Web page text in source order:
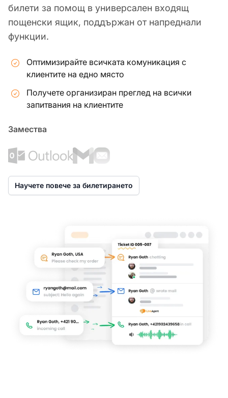
билети за помощ в универсален входящ
пощенски ящик, поддържан от напреднали
функции.
Оптимизирайте всичката комуникация с
клиентите на едно място
Получете организиран преглед на всички
запитвания на клиентите
Замества
Научете повече за билетирането